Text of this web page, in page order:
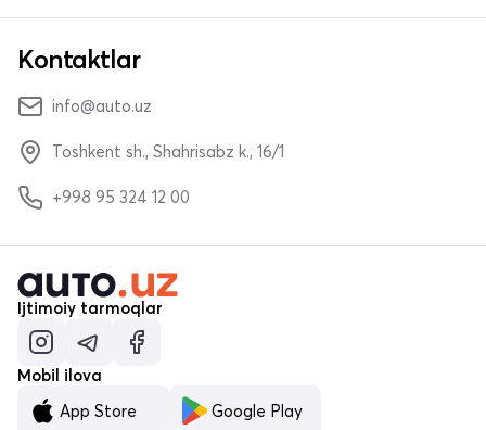
Kontaktlar
info@auto.uz
Toshkent sh., Shahrisabz k., 16/1
+998 95 324 12 00
Ijtimoiy tarmoqlar
Mobil ilova
App Store
Google Play